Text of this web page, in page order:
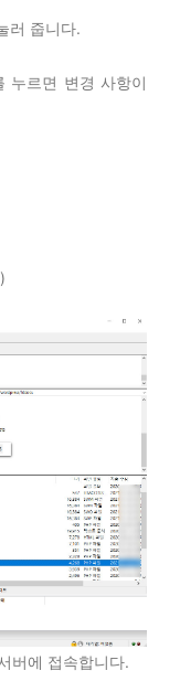
러 줍니다.
누르면 변경 사항이
)
버에 접속합니다.